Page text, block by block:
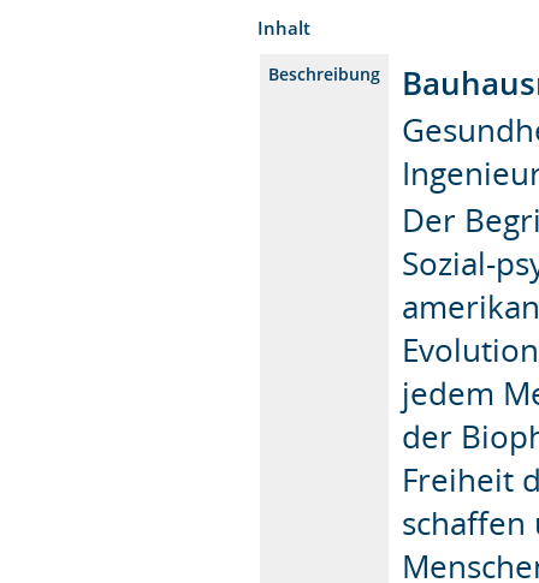
Inhalt
Beschreibung
Der
Sozial-
jedem
der
Freiheit
schaffen